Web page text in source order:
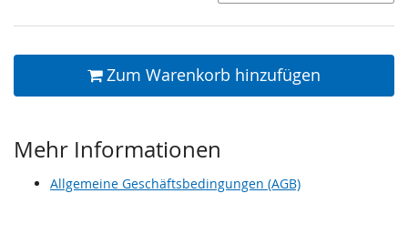
Zum Warenkorb hinzufügen
Mehr Informationen
Allgemeine Geschäftsbedingungen (AGB)